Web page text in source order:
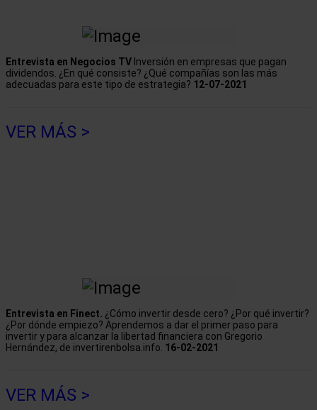
Entrevista en Negocios TV Inversión en empresas que pagan
dividendos. ¿En qué consiste? ¿Qué compañías son las más
adecuadas para este tipo de estrategia? 12-07-2021
VER MÁS >
Entrevista en Finect. ¿Cómo invertir desde cero? ¿Por qué invertir?
¿Por dónde empiezo? Aprendemos a dar el primer paso para
invertir y para alcanzar la libertad financiera con Gregorio
Hernández, de invertirenbolsa.info. 16-02-2021
VER MÁS >